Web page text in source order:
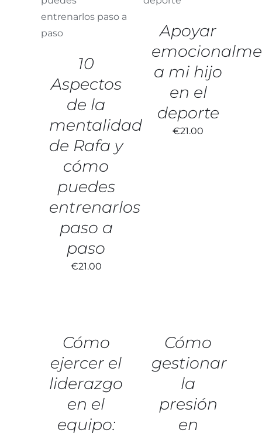
DETALLES
10
Aspectos
de la
mentalidad
de Rafa y
cómo
puedes
entrenarlos
paso a
paso
€21.00
Apoyar
a mi hijo
en el
deporte
€21.00
DETALLESCómo
ejercer el
liderazgo
en el
equipo:
DETALLESCómo
gestionar
la
presión
en